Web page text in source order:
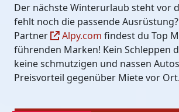
Der nächste Winterurlaub steht vor
fehlt noch die passende
Partner
Alpy.com findest du Top
führenden Marken! Kein Schleppen
keine schmutzigen und nassen
Preisvorteil gegenüber Miete vor Ort.